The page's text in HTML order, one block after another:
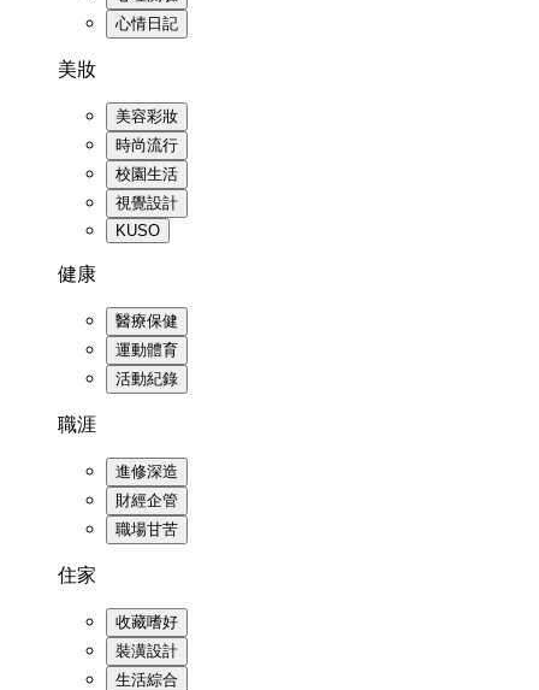
心情日記
美妝
美容彩妝
時尚流行
校園生活
視覺設計
KUSO
健康
醫療保健
運動體育
活動紀錄
職涯
進修深造
財經企管
職場甘苦
住家
收藏嗜好
裝潢設計
生活綜合